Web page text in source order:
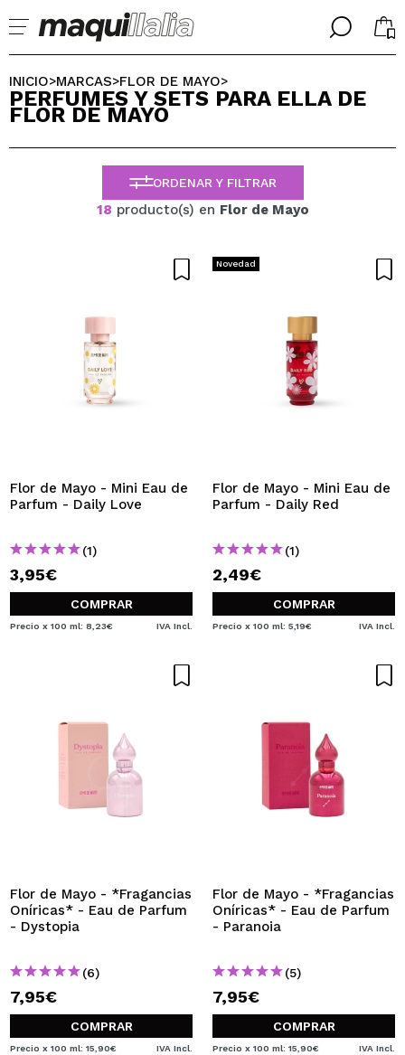
╳
Ya soy #maquilover, tengo cuenta
BIENVENIDX!
No tengo cuenta aquí
QUIERO REGISTRARME
pedidos y consultar tus operaciones anteriores.
CREAR CUENTA
╳
SELECCIONA TU IDIOMA
ENGLISH
FRANCES
ALEMAN
ITALIANO
INICIO>MARCAS>FLOR DE MAYO>
PERFUMES Y SETS PARA ELLA DE
FLOR DE MAYO
ORDENAR Y FILTRAR
18 producto(s) en Flor de Mayo
Flor de Mayo - Mini Eau de
Parfum - Daily Love
(1)
3,95€
COMPRAR
Precio x 100 ml: 8,23€ IVA Incl.
Novedad
Flor de Mayo - Mini Eau de
Parfum - Daily Red
(1)
2,49€
COMPRAR
Precio x 100 ml: 5,19€ IVA Incl.
Flor de Mayo - *Fragancias
Oníricas* - Eau de Parfum
- Dystopia
(6)
7,95€
COMPRAR
Precio x 100 ml: 15,90€ IVA Incl.
Flor de Mayo - *Fragancias
Oníricas* - Eau de Parfum
- Paranoia
(5)
7,95€
COMPRAR
Precio x 100 ml: 15,90€ IVA Incl.